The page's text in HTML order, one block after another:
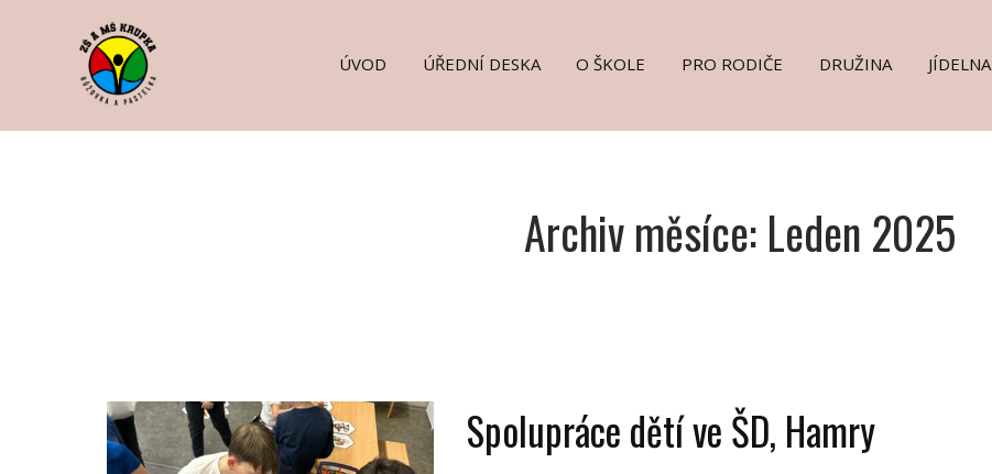
ÚVOD ÚŘEDNÍ DESKA O ŠKOLE PRO RODIČE DRUŽINA JÍDELNA
Archiv měsíce: Leden 2025
Spolupráce dětí ve ŠD, Hamry